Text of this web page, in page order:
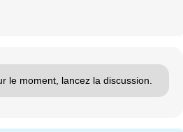
le moment, lancez la discussion.